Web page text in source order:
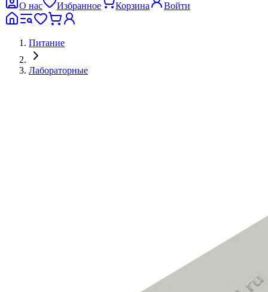
О нас Избранное Корзина Войти
Питание
Лабораторные